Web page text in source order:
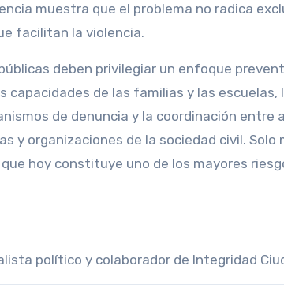
muestra que el problema no radica
facilitan la violencia.
deben privilegiar un enfoque
capacidades de las familias y las
de denuncia y la coordinación
y organizaciones de la sociedad civil.
hoy constituye uno de los mayores
político y colaborador de Integridad